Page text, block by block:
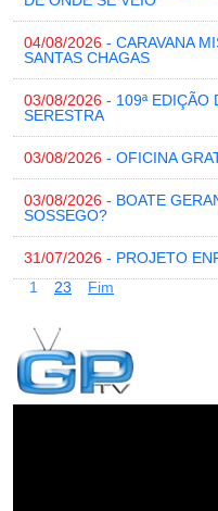
04/08/2026 - CARAVANA
SANTAS CHAGAS
03/08/2026 - 109ª EDIÇÃO
SERESTRA
03/08/2026 - OFICINA
03/08/2026 - BOATE
SOSSEGO?
31/07/2026 - PROJETO
1
23 Fim